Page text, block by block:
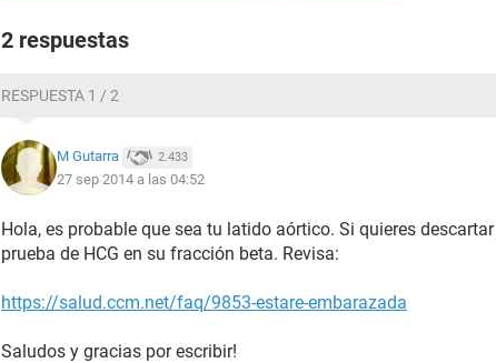
2 respuestas
RESPUESTA 1 / 2
M Gutarra 2.433
27 sep 2014 a las 04:52
Hola, es probable que sea tu latido aórtico. Si quieres descartar
prueba de HCG en su fracción beta. Revisa:
https://salud.ccm.net/faq/9853-estare-embarazada
Saludos y gracias por escribir!